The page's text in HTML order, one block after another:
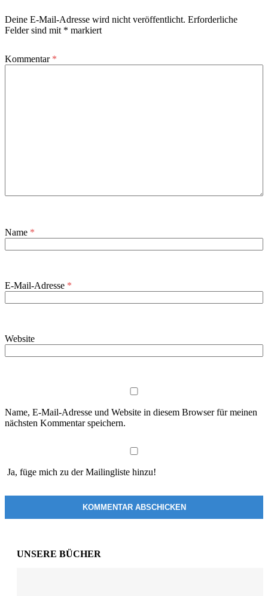
Deine E-Mail-Adresse wird nicht veröffentlicht. Erforderliche
Felder sind mit * markiert
Kommentar *
Name *
E-Mail-Adresse *
Website
Name, E-Mail-Adresse und Website in diesem Browser für meinen
nächsten Kommentar speichern.
Ja, füge mich zu der Mailingliste hinzu!
UNSERE BÜCHER